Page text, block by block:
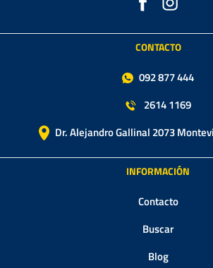
CONTACTO
092 877 444
2614 1169
Dr. Alejandro Gallinal 2073
INFORMACIÓN
Contacto
Buscar
Blog